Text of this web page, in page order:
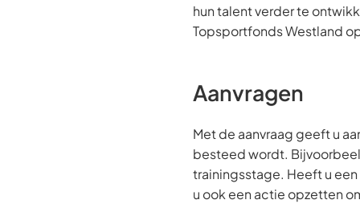
hun talent verder te
Topsportfonds Westland
Aanvragen
Met de aanvraag geeft u
besteed wordt.
trainingsstage. Heeft u
u ook een actie opzetten